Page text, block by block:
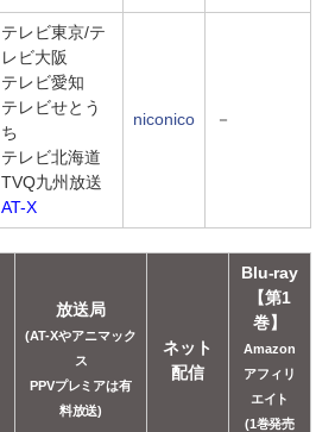
テレビ東京/テ
レビ大阪
テレビ愛知
テレビせとう
ち
テレビ北海道
TVQ九州放送
AT-X
niconico －
放送局
(AT-Xやアニマック
ス
PPVプレミアは有
料放送)
ネット
配信
Blu-ray
【第1
巻】
Amazon
アフィリ
エイト
(1巻発売